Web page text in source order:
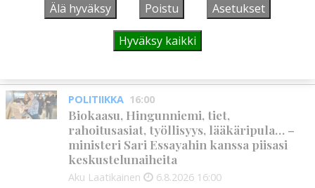
MIELIPIDE 16:09
Kuinka kauan Kiuruveden pyöräteiden
annetaan rapistua?
POLITIIKKA 16:00
Biokaasu, Hingunniemi, tiet,
rahoitusasiat, työllisyys, lääkäripula… –
ministeri Sari Essayahin kanssa piisasi
keskustelunaiheita
Aku Laatikainen 6.8.2026 16:00
Älä hyväksy Poistu Asetukset
Hyväksy kaikki